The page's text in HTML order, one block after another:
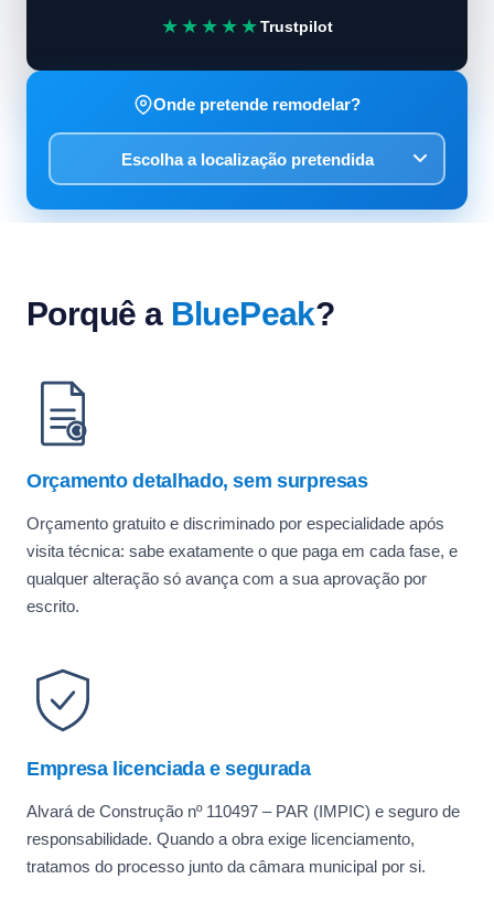
★★★★★Trustpilot
Onde pretende remodelar?
Porquê a BluePeak?
Orçamento detalhado, sem surpresas
Orçamento gratuito e discriminado por especialidade após
visita técnica: sabe exatamente o que paga em cada fase, e
qualquer alteração só avança com a sua aprovação por
escrito.
Empresa licenciada e segurada
Alvará de Construção nº 110497 – PAR (IMPIC) e seguro de
responsabilidade. Quando a obra exige licenciamento,
tratamos do processo junto da câmara municipal por si.